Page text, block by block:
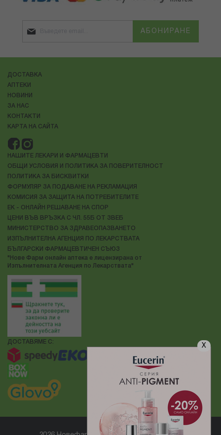
X
АБОНИРАНЕ
ДОСТАВКА
АПТЕКИ
НОВИНИ
ЗА НАС
КОНТАКТИ
КАРТА НА САЙТА
НАШИТЕ ЛЕКАРИ И ФАРМАЦЕВТИ
ОБЩИ УСЛОВИЯ И ПОЛИТИКА ЗА ПОВЕРИТЕЛНОСТ
ПОЛИТИКА ЗА БИСКВИТКИ
ФОРМУЛЯР ЗА ПОДАВАНЕ НА РЕКЛАМАЦИЯ
КОМИСИЯ ЗА ЗАЩИТА НА ПОТРЕБИТЕЛИТЕ
ЕК - ОНЛАЙН РЕШАВАНЕ НА СПОР
ЦЕНИ ВЪВ ВРЪЗКА С ЧЛ. 55Б ОТ ЗВЕБ
МИНИСТЕРСТВО ЗА ЗДРАВЕОПАЗВАНЕТО
ИЗПЪЛНИТЕЛНА АГЕНЦИЯ ПО ЛЕКАРСТВАТА
БЪЛГАРСКИ ФАРМАЦЕВТИЧЕН СЪЮЗ
"Нове Фарм онлайн аптека е лицензирана от
Изпълнителната Агенция по Лекарствата"
ДОСТАВЯМЕ С: